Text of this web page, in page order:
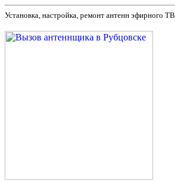
Установка, настройка, ремонт антенн эфирного ТВ